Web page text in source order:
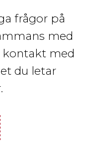
frågor på
med
med
du letar